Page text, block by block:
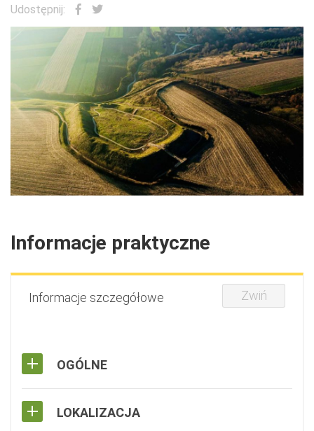
Udostępnij:
Informacje praktyczne
Informacje szczegółowe Zwiń
OGÓLNE
LOKALIZACJA